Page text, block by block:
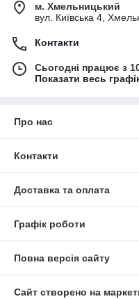
м. Хмельницький
вул. Київська 4,
Контакти
Сьогодні працює з
Показати весь
Про нас
Контакти
Доставка та оплата
Графік роботи
Повна версія сайту
Сайт створено на